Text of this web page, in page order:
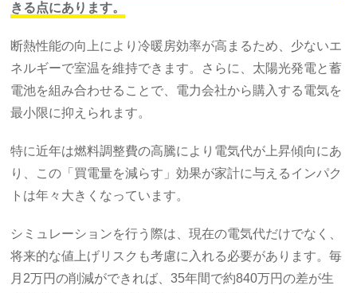
きる点にあります。
断熱性能の向上により冷暖房効率が高まるため、少ないエ
ネルギーで室温を維持できます。さらに、太陽光発電と蓄
電池を組み合わせることで、電力会社から購入する電気を
最小限に抑えられます。
特に近年は燃料調整費の高騰により電気代が上昇傾向にあ
り、この「買電量を減らす」効果が家計に与えるインパク
トは年々大きくなっています。
シミュレーションを行う際は、現在の電気代だけでなく、
将来的な値上げリスクも考慮に入れる必要があります。毎
月2万円の削減ができれば、35年間で約840万円の差が生